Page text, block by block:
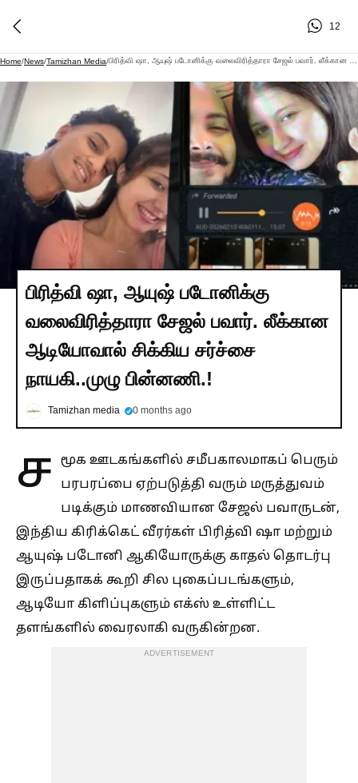
12
Home/News/Tamizhan Media/
பிரித்வி ஷா, ஆயுஷ் படோனிக்கு
வலைவிரித்தாரா சேஜல் பவார். லீக்கான
ஆடியோவால் சிக்கிய சர்ச்சை
நாயகி..முழு பின்னணி.!
Tamizhan media 0 months ago
ச மூக ஊடகங்களில் சமீபகாலமாகப் பெரும்
பரபரப்பை ஏற்படுத்தி வரும் மருத்துவம்
படிக்கும் மாணவியான சேஜல் பவாருடன்,
இந்திய கிரிக்கெட் வீரர்கள் பிரித்வி ஷா மற்றும்
ஆயுஷ் படோனி ஆகியோருக்கு காதல் தொடர்பு
இருப்பதாகக் கூறி சில புகைப்படங்களும்,
ஆடியோ கிளிப்புகளும் எக்ஸ் உள்ளிட்ட
தளங்களில் வைரலாகி வருகின்றன.
ADVERTISEMENT